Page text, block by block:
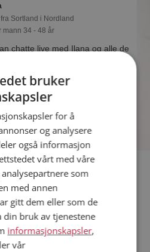
Sortland i Nordland
mann 34 - 48 år
chatte live med Ilana og alle de
: Jorun ,Cathrine,Natalia
bruker
for å
og analysere
også informasjon
vårt med våre
som
med annen
gitt dem eller som de
din bruk av tjenestene
informasjonskapsler,
vår